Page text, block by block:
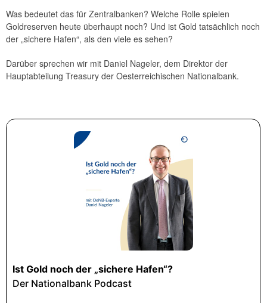
Was bedeutet das für Zentralbanken? Welche Rolle spielen
Goldreserven heute überhaupt noch? Und ist Gold tatsächlich noch
der „sichere Hafen“, als den viele es sehen?
Darüber sprechen wir mit Daniel Nageler, dem Direktor der
Hauptabteilung Treasury der Oesterreichischen Nationalbank.